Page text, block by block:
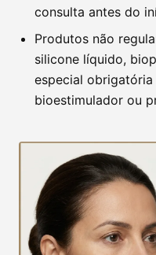
consulta antes do
Produtos não
silicone líquido,
especial
bioestimulador ou